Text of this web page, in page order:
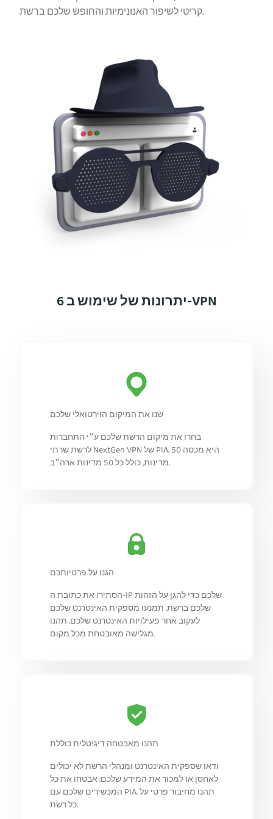
קריטי לשיפור האנונימיות והחופש שלכם ברשת.
6 יתרונות של שימוש ב-VPN
שנו את המיקום הוירטואלי שלכם
בחרו את מיקום הרשת שלכם ע״י התחברות
לרשת שרתי NextGen VPN של PIA. היא מכסה 50
מדינות, כולל כל 50 מדינות ארה״ב.
הגנו על פרטיותכם
הסתירו את כתובת ה-IP שלכם כדי להגן על הזהות
שלכם ברשת. תמנעו מספקית האינטרנט שלכם
לעקוב אחר פעילויות האינטרנט שלכם. תהנו
מגלישה מאובטחת מכל מקום.
תהנו מאבטחה דיגיטלית כוללת
ודאו שספקית האינטרנט ומנהלי הרשת לא יכולים
לאחסן או למכור את המידע שלכם. אבטחו את כל
המכשירים שלכם עם PIA. תהנו מחיבור פרטי על
כל רשת.